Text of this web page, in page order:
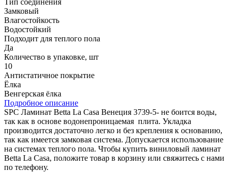
Замковый
Влагостойкость
Водостойкий
Подходит для теплого пола
Да
Количество в упаковке, шт
10
Антистатичное покрытие
Ёлка
Венгерская ёлка
Подробное описание
SPC Ламинат Betta La Casa Венеция 3739-5- не боится воды,
так как в основе водонепроницаемая плита. Укладка
производится достаточно легко и без крепления к основанию,
так как имеется замковая система. Допускается использование
на системах теплого пола. Чтобы купить виниловый ламинат
Betta La Casa, положите товар в корзину или свяжитесь с нами
по телефону.